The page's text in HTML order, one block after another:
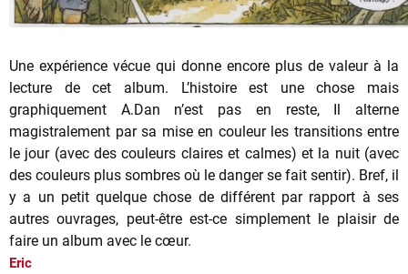
Une expérience vécue qui donne encore plus de valeur à la
lecture de cet album. L’histoire est une chose mais
graphiquement A.Dan n’est pas en reste, Il alterne
magistralement par sa mise en couleur les transitions entre
le jour (avec des couleurs claires et calmes) et la nuit (avec
des couleurs plus sombres où le danger se fait sentir). Bref, il
y a un petit quelque chose de différent par rapport à ses
autres ouvrages, peut-être est-ce simplement le plaisir de
faire un album avec le cœur.
Eric